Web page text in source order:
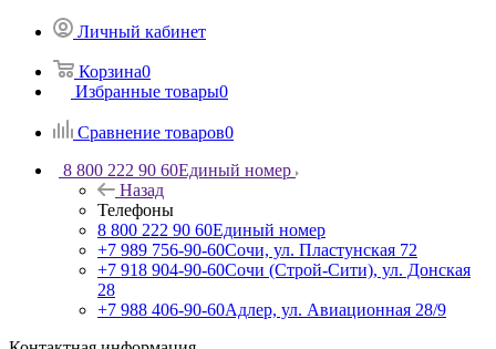
Личный кабинет
Корзина0
Избранные товары0
Сравнение товаров0
8 800 222 90 60Единый номер
Назад
Телефоны
8 800 222 90 60Единый номер
+7 989 756-90-60Сочи, ул. Пластунская 72
+7 918 904-90-60Сочи (Строй-Сити), ул. Донская
28
+7 988 406-90-60Адлер, ул. Авиационная 28/9